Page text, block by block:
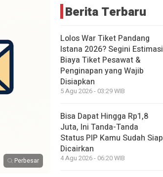
Perbesar
Berita Terbaru
Lolos War Tiket Pandang
Istana 2026? Segini Estimasi
Biaya Tiket Pesawat &
Penginapan yang Wajib
Disiapkan
5 Agu 2026 - 03:29 WIB
Bisa Dapat Hingga Rp1,8
Juta, Ini Tanda-Tanda
Status PIP Kamu Sudah Siap
Dicairkan
4 Agu 2026 - 06:20 WIB